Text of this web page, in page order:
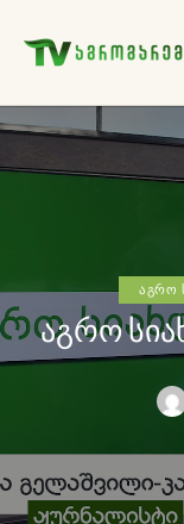
ᲐᲒᲠᲝ
აგრო